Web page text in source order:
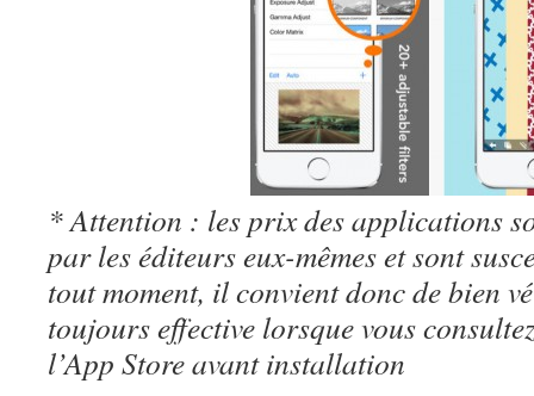
* Attention : les prix des applications
par les éditeurs eux-mêmes et sont
tout moment, il convient donc de bien
toujours effective lorsque vous
l’App Store avant installation